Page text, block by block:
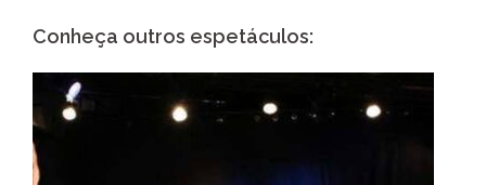
Conheça outros espetáculos: